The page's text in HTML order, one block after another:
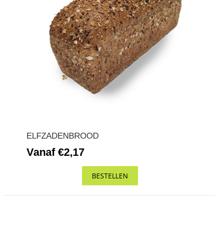
ELFZADENBROOD
Vanaf €2,17